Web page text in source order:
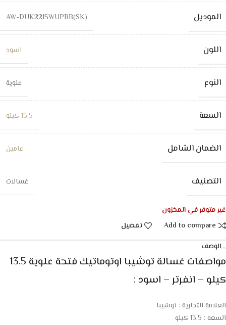
الموديل AW-DUK2215WUPBB(SK)
اللون اسود
النوع علوية
السعة 13.5 كيلو
الضمان الشامل عامين
التصنيف غسالات
غير متوفر في المخزون
Add to compare
تفضيل
الوصف
مواصفات غسالة توشيبا اوتوماتيك فتحة علوية 13.5
كيلو – انفرتر – اسود :
العلامة التجارية : توشيبا
السعه : 13.5 كيلو